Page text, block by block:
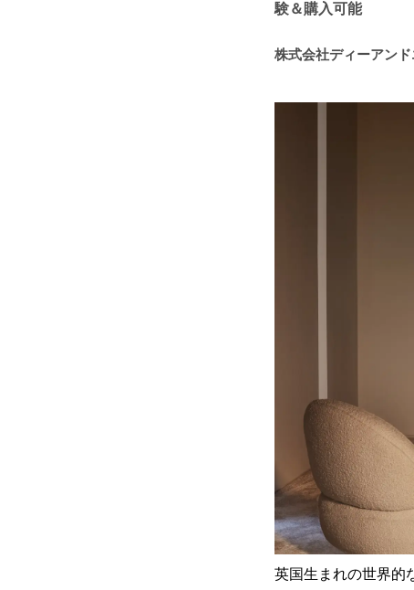
験＆購入可能
株式会社ディーアン
英国生まれの世界的